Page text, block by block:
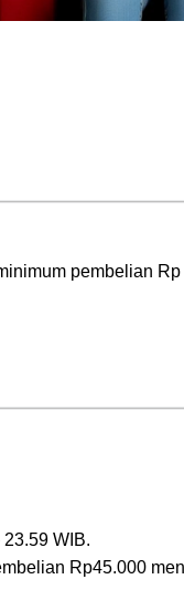
pembelian
WIB.
Rp45.000